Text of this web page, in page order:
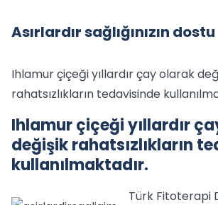
Asırlardır sağlığınızın dostu
Ihlamur çiçeği yıllardır çay olarak
rahatsızlıkların tedavisinde
Ihlamur çiçeği yıllardır
değişik rahatsızlıkların
kullanılmaktadır.
Türk Fitoterapi